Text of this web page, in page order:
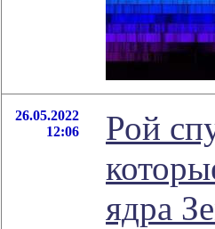
26.05.2022
12:06
Рой
ядра